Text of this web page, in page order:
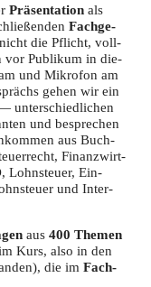
Prä­sen­ta­ti­on als
Fach­ge­
die Pflicht, voll­
vor Publi­kum in die­
und Mikro­fon am
gehen wir ein
unter­schied­li­chen
und bespre­chen
aus Buch­
Finanz­wirt­
Lohn­steu­er, Ein­
und Inter­
aus 400 The­men
Kurs, also in den
die im Fach­